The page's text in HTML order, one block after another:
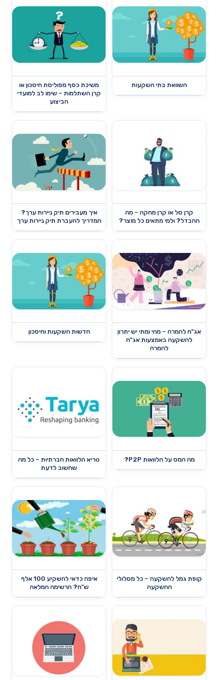
השוואת בתי השקעות
משיכת כסף מפוליסת חיסכון או
קרן השתלמות – שימו לב למועדי
הביצוע
קרן סל או קרן מחקה – מה
ההבדל? ולמי מתאים כל מוצר?
איך מעבירים תיק ניירות ערך?
המדריך להעברת תיק ניירות ערך
אג"ח להמרה – מהי ומתי יש יתרון
להשקעה באמצעות אג"ח
להמרה
חדשות השקעות וחיסכון
מה המס על הלוואות P2P?
טריא הלוואות חברתיות – כל מה
שחשוב לדעת
קופת גמל להשקעה – כל מסלולי
ההשקעה
איפה כדאי להשקיע 100 אלף
ש"ח? הרשימה המלאה